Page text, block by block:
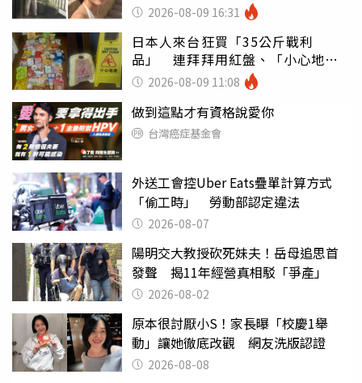
2026-08-09 16:31
日本人來台狂買「35公斤戰利
品」 連拜拜用紅盤、「小心地
滑」告示牌也帶回家
2026-08-09 11:08
做到這點才有資格說愛你
台灣癌症基金會
外送工會控Uber Eats疊單計算方式
「偷工時」 勞動部認定違法
2026-08-07
陽明交大教授砍死妹夫！岳母追思首
發聲 揭11年經營真相駁「爭產」
2026-08-02
原本很討厭小S！家長曝「校慶1舉
動」讓她徹底改觀 網友洗版認證
2026-08-08